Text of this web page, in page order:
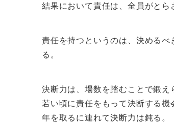
結果において責任は、全員がとら
責任を持つというのは、決める
る。
決断力は、場数を踏むことで鍛え
若い頃に責任をもって決断する機
年を取るに連れて決断力は鈍る。